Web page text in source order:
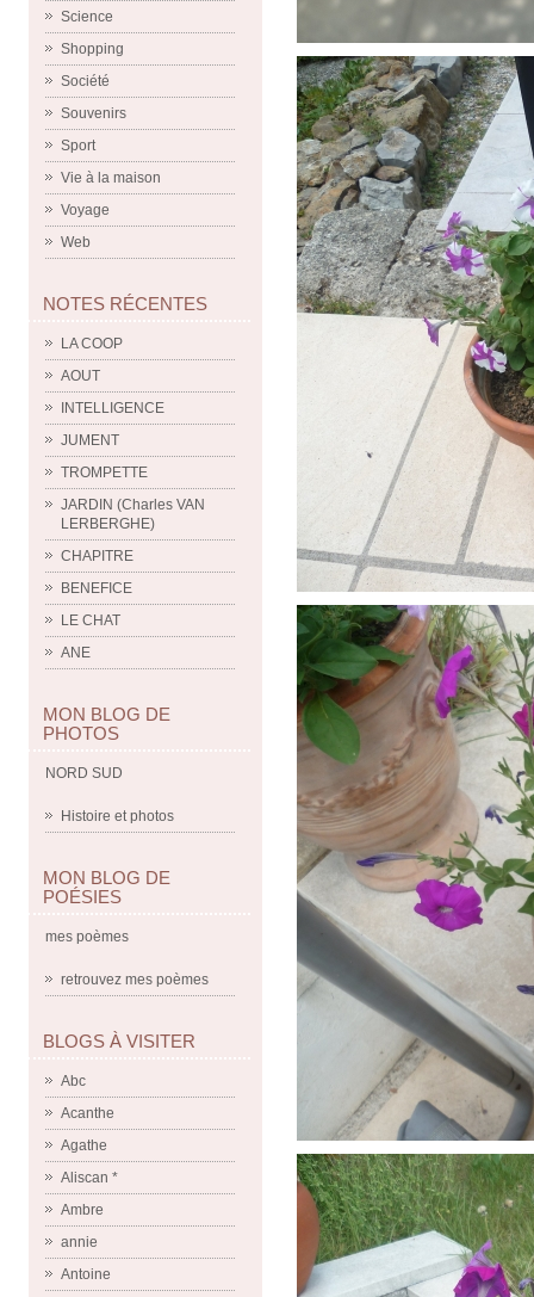
Science
Shopping
Société
Souvenirs
Sport
Vie à la maison
Voyage
Web
NOTES RÉCENTES
LA COOP
AOUT
INTELLIGENCE
JUMENT
TROMPETTE
JARDIN (Charles VAN
LERBERGHE)
CHAPITRE
BENEFICE
LE CHAT
ANE
MON BLOG DE
PHOTOS
NORD SUD
Histoire et photos
MON BLOG DE
POÉSIES
mes poèmes
retrouvez mes poèmes
BLOGS À VISITER
Abc
Acanthe
Agathe
Aliscan *
Ambre
annie
Antoine